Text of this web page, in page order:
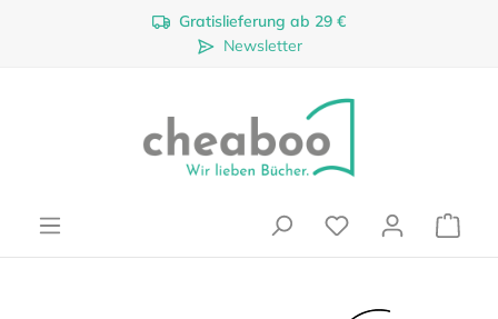
Zum Hauptinhalt springenGratislieferung ab 29 €
Newsletter